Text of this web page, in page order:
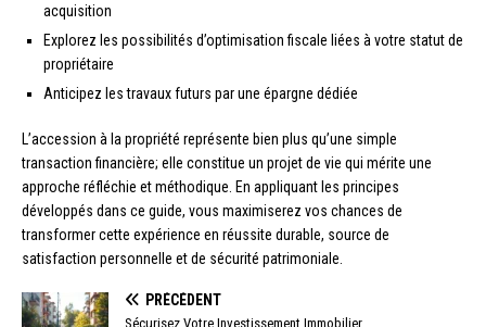
acquisition
Explorez les possibilités d’optimisation fiscale liées à votre statut de
propriétaire
Anticipez les travaux futurs par une épargne dédiée
L’accession à la propriété représente bien plus qu’une simple
transaction financière; elle constitue un projet de vie qui mérite une
approche réfléchie et méthodique. En appliquant les principes
développés dans ce guide, vous maximiserez vos chances de
transformer cette expérience en réussite durable, source de
satisfaction personnelle et de sécurité patrimoniale.
PRÉCÉDENT
Sécurisez Votre Investissement Immobilier